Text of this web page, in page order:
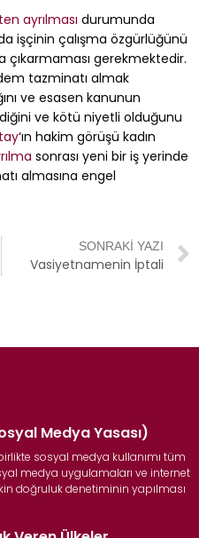
ayrılması durumunda
işçinin çalışma özgürlüğünü
çıkarmaması gerekmektedir.
tazminatı almak
ve esasen kanunun
ve kötü niyetli olduğunu
‘ın hakim görüşü kadın
sonrası yeni bir iş yerinde
almasına engel
SONRAKI YAZI
Vasiyetnamenin İptali
Medya Yasası)
sosyal medya kullanımı tüm
medya uygulamaları ve internet
doğruluk denetiminin yapılması